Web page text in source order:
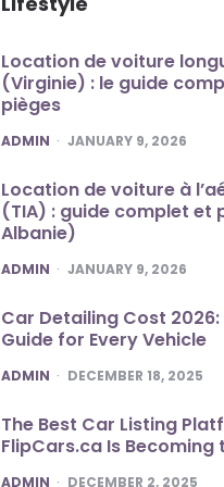
Location de voiture
(Virginie) : le guide
pièges
POSTED
ADMIN JANUARY 9, 2026
Location de voiture à
(TIA) : guide complet et
Albanie)
POSTED
ADMIN JANUARY 9, 2026
Car Detailing Cost
Guide for Every Vehicle
POSTED
ADMIN DECEMBER 18, 2025
The Best Car Listing
FlipCars.ca Is
POSTED
ADMIN DECEMBER 2, 2025